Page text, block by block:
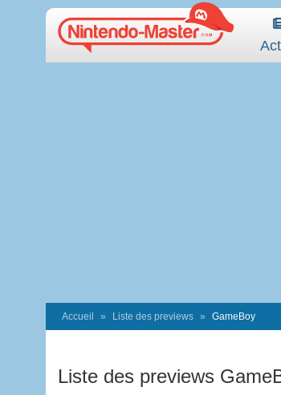
Accueil Liste des previews GameBoy
Liste des previews